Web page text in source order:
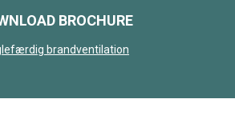
BROCHURE
brandventilation